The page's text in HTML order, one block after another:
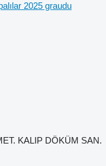
2025 graudu
KALIP DÖKÜM SAN.